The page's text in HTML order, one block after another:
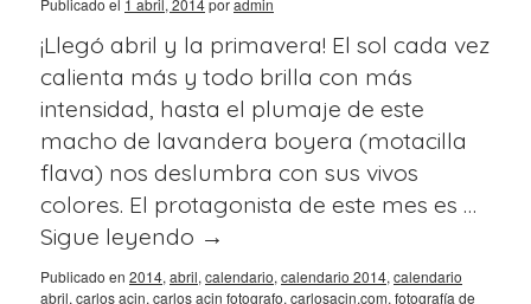
Publicado el 1 abril, 2014poradmin
¡Llegó abril y la primavera! El sol cada vez
calienta más y todo brilla con más
intensidad, hasta el plumaje de este
macho de lavandera boyera (motacilla
flava) nos deslumbra con sus vivos
colores. El protagonista de este mes es …
Sigue leyendo →
Publicado en 2014, abril, calendario, calendario 2014, calendario
abril, carlos acin, carlos acin fotografo, carlosacin.com, fotografía de